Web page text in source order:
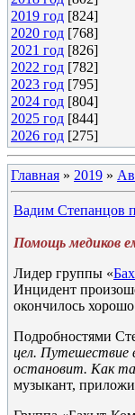
2019 год [824]
2020 год [768]
2021 год [826]
2022 год [782]
2023 год [795]
2024 год [804]
2025 год [844]
2026 год [275]
Главная » 2019 »
Вадим Степанцов
Помощь медиков
Лидер группы «
Инцидент
окончилось
Подробностями
цел. Путешествие
остановит. Как
музыкант,